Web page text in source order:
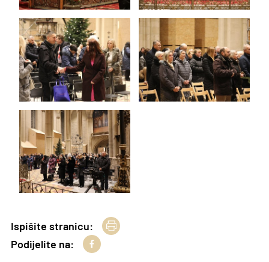
Ispišite stranicu:
Podijelite na: